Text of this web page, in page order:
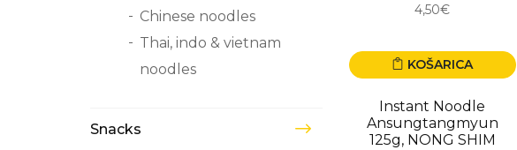
Chinese noodles
Thai, indo & vietnam
noodles
Snacks
4,50€
KOŠARICA
Instant Noodle
Ansungtangmyun
125g, NONG SHIM